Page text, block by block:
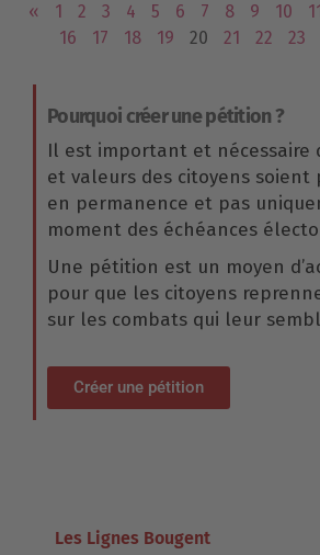
« 1 2 3 4 5 6 7 8 9 10 11
16
17 18 19 20 21 22 23
Pourquoi créer une pétition ?
Il est important et nécessaire
et valeurs des citoyens soient
en permanence et pas
moment des échéances
Une pétition est un moyen
pour que les citoyens
sur les combats qui leur
Créer une pétition
Les Lignes Bougent